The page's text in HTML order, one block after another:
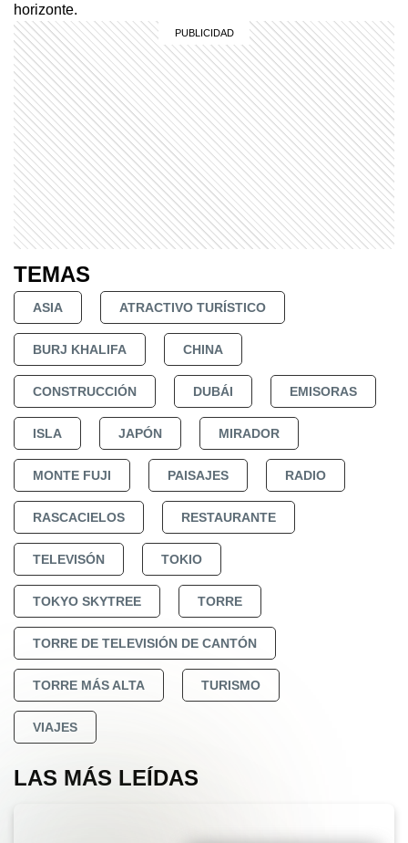
horizonte.
TEMAS
ASIA ATRACTIVO TURÍSTICO
BURJ KHALIFA CHINA
CONSTRUCCIÓN DUBÁI EMISORAS
ISLA JAPÓN MIRADOR
MONTE FUJI PAISAJES RADIO
RASCACIELOS RESTAURANTE
TELEVISÓN TOKIO
TOKYO SKYTREE TORRE
TORRE DE TELEVISIÓN DE CANTÓN
TORRE MÁS ALTA TURISMO
VIAJES
LAS MÁS LEÍDAS